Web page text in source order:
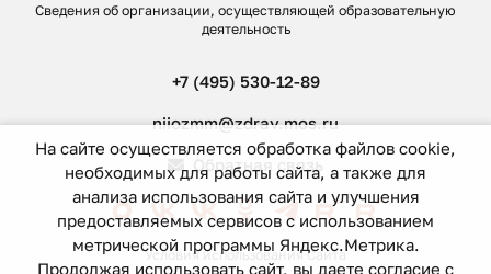
Сведения об организации, осуществляющей образовательную
деятельность
+7 (495) 530-12-89
niiozmm@zdrav.mos.ru
Обратная связь
Условия использования Сайта
На сайте осуществляется обработка файлов cookie,
необходимых для работы сайта, а также для
анализа использования сайта и улучшения
предоставляемых сервисов с использованием
метрической программы Яндекс.Метрика.
Продолжая использовать сайт, вы даете согласие с